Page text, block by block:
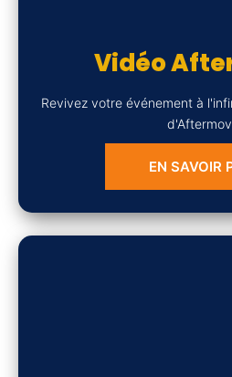
Vidéo
Revivez votre événement à
EN SAVOIR